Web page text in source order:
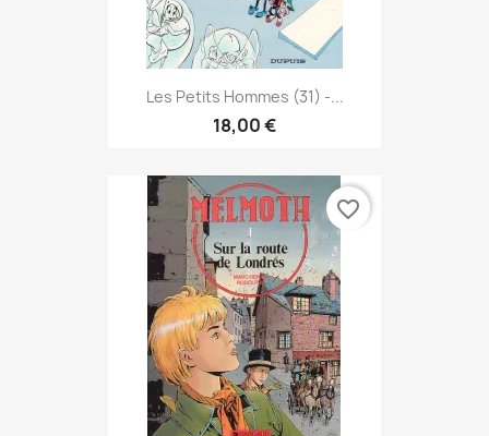
Les Petits Hommes (31) -...
18,00 €
favorite_border